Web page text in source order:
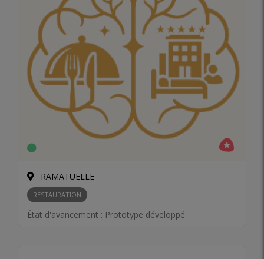
RAMATUELLE
RESTAURATION
État d'avancement : Prototype développé